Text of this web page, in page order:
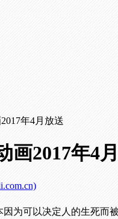
年4月放送
画2017年4
因为可以决定人的生死